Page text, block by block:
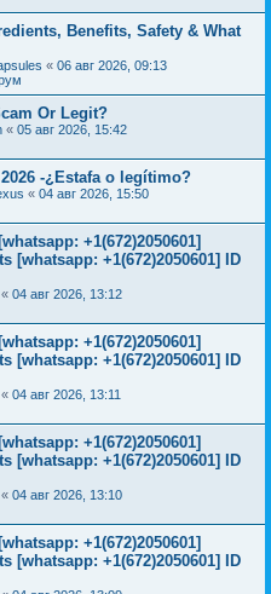
Benefits, Safety & What
« 06 авг 2026, 09:13
Or Legit?
« 05 авг 2026, 15:42
-¿Estafa o legítimo?
« 04 авг 2026, 15:50
+1(672)2050601]
[whatsapp: +1(672)2050601] ID
« 04 авг 2026, 13:12
+1(672)2050601]
[whatsapp: +1(672)2050601] ID
« 04 авг 2026, 13:11
+1(672)2050601]
[whatsapp: +1(672)2050601] ID
« 04 авг 2026, 13:10
+1(672)2050601]
[whatsapp: +1(672)2050601] ID